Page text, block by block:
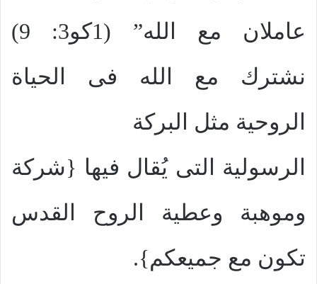
عاملان مع الله” (1كو3: 9)
نشترك مع الله فى الحياة
الروحية مثل البركة
الرسولية التى يُقال فيها {شركة
وموهبة وعطية الروح القدس
تكون مع جميعكم}.